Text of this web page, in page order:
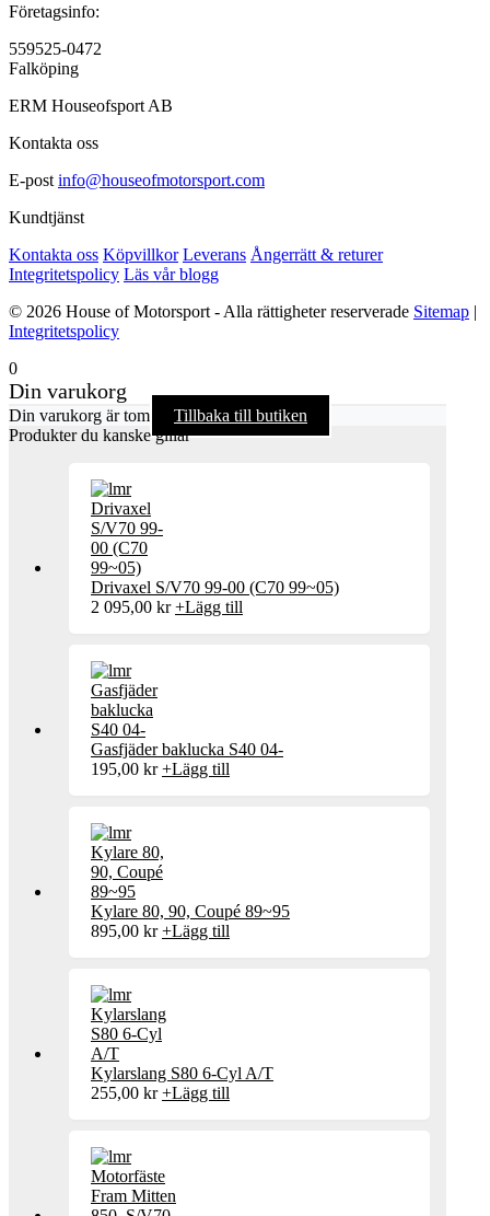
Företagsinfo:
559525-0472
Falköping
ERM Houseofsport AB
Kontakta oss
E-post info@houseofmotorsport.com
Kundtjänst
Kontakta oss Köpvillkor Leverans Ångerrätt & returer
Integritetspolicy Läs vår blogg
© 2026 House of Motorsport - Alla rättigheter reserverade Sitemap |
Integritetspolicy
0
Din varukorg
Din varukorg är tom
Tillbaka till butiken
Produkter du kanske gillar
Drivaxel S/V70 99-00 (C70 99~05)
2 095,00 kr +Lägg till
Gasfjäder baklucka S40 04-
195,00 kr +Lägg till
Kylare 80, 90, Coupé 89~95
895,00 kr +Lägg till
Kylarslang S80 6-Cyl A/T
255,00 kr +Lägg till